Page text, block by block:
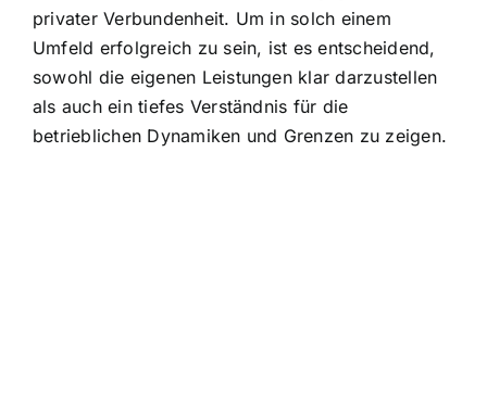
privater Verbundenheit. Um in solch einem
Umfeld erfolgreich zu sein, ist es entscheidend,
sowohl die eigenen Leistungen klar darzustellen
als auch ein tiefes Verständnis für die
betrieblichen Dynamiken und Grenzen zu zeigen.